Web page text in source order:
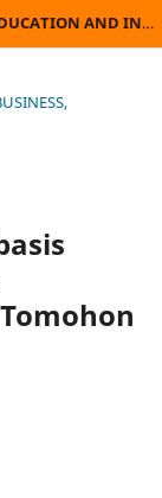
JOURNAL OF INFORMATICS, BUSINESS, EDUCATION AND INNOVATION TECHNOLOGY